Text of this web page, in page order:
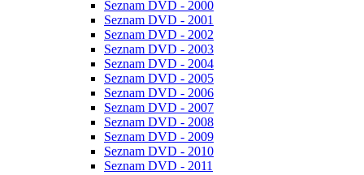
Seznam DVD - 2000
Seznam DVD - 2001
Seznam DVD - 2002
Seznam DVD - 2003
Seznam DVD - 2004
Seznam DVD - 2005
Seznam DVD - 2006
Seznam DVD - 2007
Seznam DVD - 2008
Seznam DVD - 2009
Seznam DVD - 2010
Seznam DVD - 2011